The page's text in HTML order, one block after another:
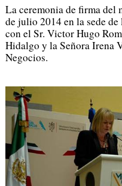
La ceremonia de firma del
de julio 2014 en la sede
con el Sr. Victor Hugo
Hidalgo y la Señora Irena
Negocios.